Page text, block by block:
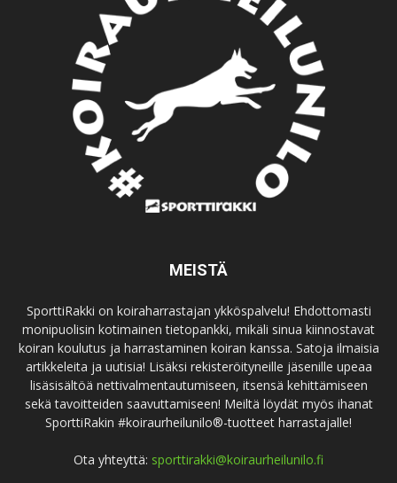
MEISTÄ
SporttiRakki on koiraharrastajan ykköspalvelu! Ehdottomasti
monipuolisin kotimainen tietopankki, mikäli sinua kiinnostavat
koiran koulutus ja harrastaminen koiran kanssa. Satoja ilmaisia
artikkeleita ja uutisia! Lisäksi rekisteröityneille jäsenille upeaa
lisäsisältöä nettivalmentautumiseen, itsensä kehittämiseen
sekä tavoitteiden saavuttamiseen! Meiltä löydät myös ihanat
SporttiRakin #koiraurheilunilo®-tuotteet harrastajalle!
Ota yhteyttä: sporttirakki@koiraurheilunilo.fi